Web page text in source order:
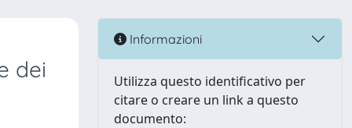
dei
Informazioni
Utilizza questo identificativo per
citare o creare un link a questo
documento: